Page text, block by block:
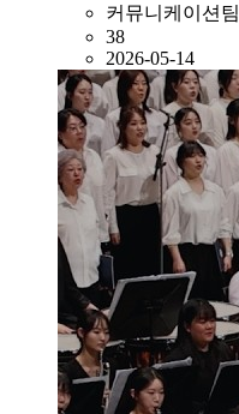
커뮤니케이션팀
38
2026-05-14